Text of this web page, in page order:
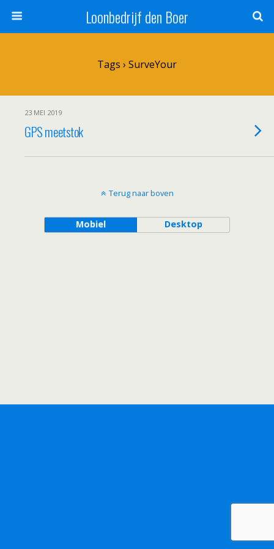
Loonbedrijf den Boer
Tags › SurveYour
23 MEI 2019
GPS meetstok
Terug naar boven
Mobiel Desktop